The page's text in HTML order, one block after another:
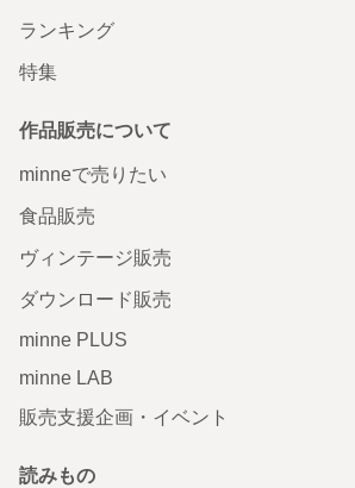
ランキング
特集
作品販売について
minneで売りたい
食品販売
ヴィンテージ販売
ダウンロード販売
minne PLUS
minne LAB
販売支援企画・イベント
読みもの